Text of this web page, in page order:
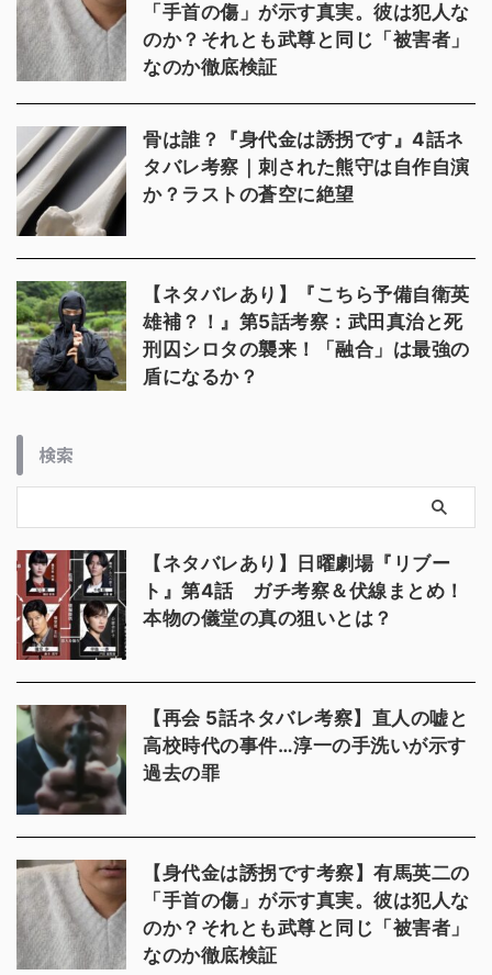
「手首の傷」が示す真実。彼は犯人な
のか？それとも武尊と同じ「被害者」
なのか徹底検証
骨は誰？『身代金は誘拐です』4話ネ
タバレ考察｜刺された熊守は自作自演
か？ラストの蒼空に絶望
【ネタバレあり】『こちら予備自衛英
雄補？！』第5話考察：武田真治と死
刑囚シロタの襲来！「融合」は最強の
盾になるか？
検索
【ネタバレあり】日曜劇場『リブー
ト』第4話 ガチ考察＆伏線まとめ！
本物の儀堂の真の狙いとは？
【再会 5話ネタバレ考察】直人の嘘と
高校時代の事件…淳一の手洗いが示す
過去の罪
【身代金は誘拐です考察】有馬英二の
「手首の傷」が示す真実。彼は犯人な
のか？それとも武尊と同じ「被害者」
なのか徹底検証